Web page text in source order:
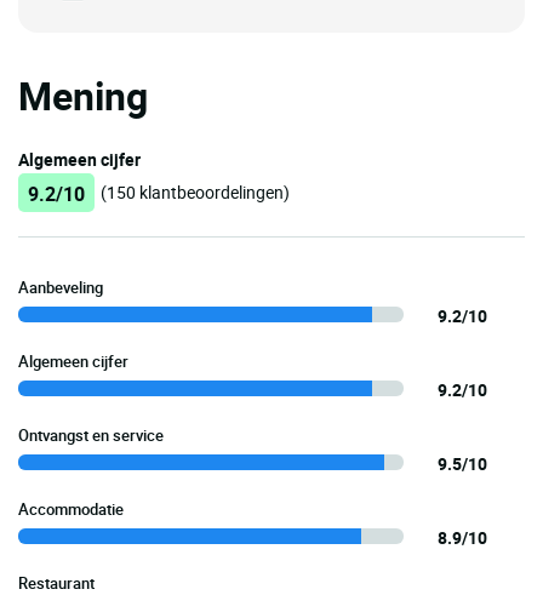
Mening
Algemeen cijfer
9.2/10 (150 klantbeoordelingen)
Aanbeveling
9.2/10
Algemeen cijfer
9.2/10
Ontvangst en service
9.5/10
Accommodatie
8.9/10
Restaurant